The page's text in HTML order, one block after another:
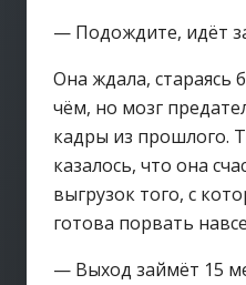
— Подождите, идёт
Она ждала, стараясь
чём, но мозг
кадры из прошлого.
казалось, что она
выгрузок того, с
готова порвать
— Выход займёт 15